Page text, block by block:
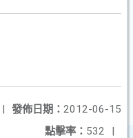
發佈日期： 2012-06-15
|
點擊率： 532 |